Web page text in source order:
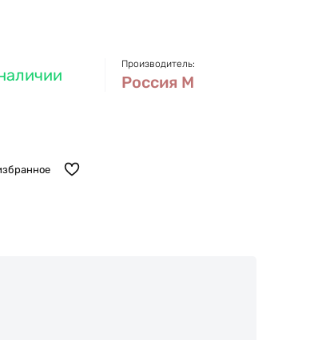
Производитель:
Россия М